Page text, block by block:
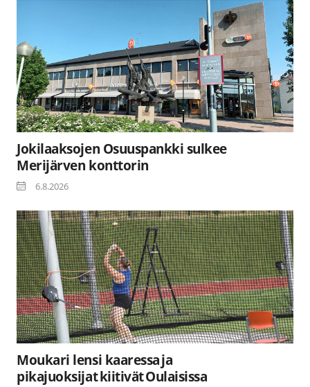
Jokilaaksojen Osuuspankki sulkee
Merijärven konttorin
6.8.2026
Moukari lensi kaaressa ja
pikajuoksijat kiitivät Oulaisissa